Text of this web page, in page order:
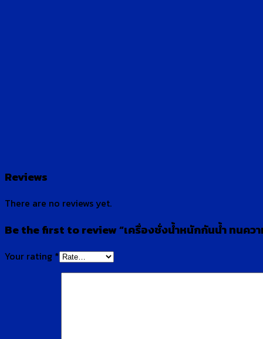
Reviews
There are no reviews yet.
Be the first to review “เครื่องชั่งน้ำหนักกันน้ำ ทนคว
Your rating *